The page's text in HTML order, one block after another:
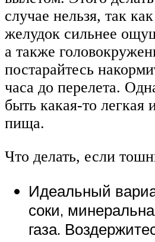
случае нельзя, так
желудок сильнее
а также
постарайтесь
часа до перелета.
быть какая-то легкая
пища.
Что делать, если
Идеальный
соки,
газа.